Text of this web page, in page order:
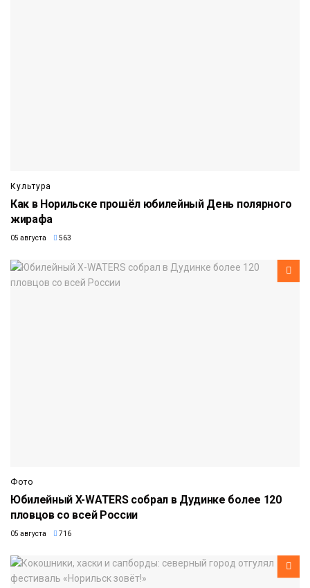
Культура
Как в Норильске прошёл юбилейный День полярного
жирафа
05 августа 563
Фото
Юбилейный X-WATERS собрал в Дудинке более 120
пловцов со всей России
05 августа 716